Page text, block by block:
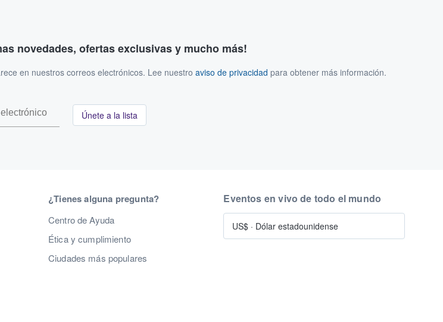
novedades, ofertas exclusivas y mucho más!
en nuestros correos electrónicos. Lee nuestro aviso de privacidad para obtener más información.
Únete a la lista
¿Tienes alguna pregunta?
Centro de Ayuda
Ética y cumplimiento
Ciudades más populares
Eventos en vivo de todo el mundo
US$ · Dólar estadounidense